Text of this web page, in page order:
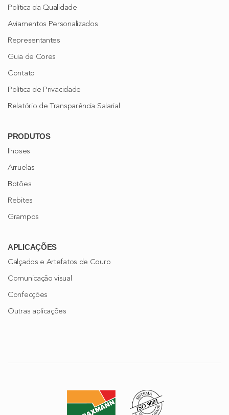
Política da Qualidade
Aviamentos Personalizados
Representantes
Guia de Cores
Contato
Política de Privacidade
Relatório de Transparência Salarial
PRODUTOS
Ilhoses
Arruelas
Botões
Rebites
Grampos
APLICAÇÕES
Calçados e Artefatos de Couro
Comunicação visual
Confecções
Outras aplicações